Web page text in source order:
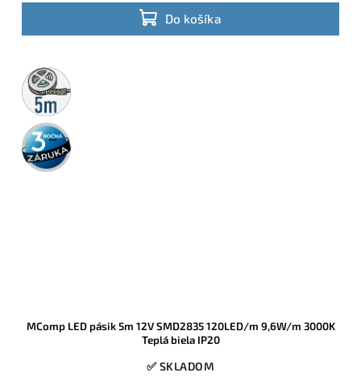
Do košíka
osvetlenie, kde nie je cieľom extrémny jas, ale príjemná,
rovnomerná svetelná línia
5m
rolka
3 roky
záruka
MComp LED pásik 5m 12V SMD2835 120LED/m 9,6W/m 3000K
Teplá biela IP20
✅ SKLADOM